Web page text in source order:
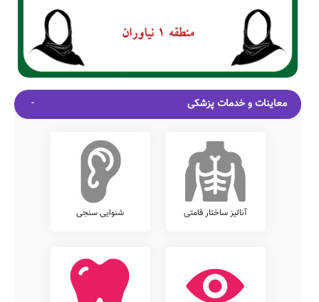
معاینات و خدمات پزشکی
آنالیز ساختار قامتی شنوایی سنجی